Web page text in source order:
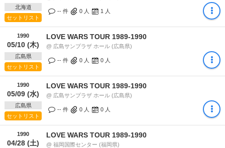
北海道
セットリスト
-- 件 0 人 1 人
1990
05/10 (木)
広島県
セットリスト
LOVE WARS TOUR 1989-1990
@ 広島サンプラザ ホール (広島県)
-- 件 0 人 0 人
1990
05/09 (水)
広島県
セットリスト
LOVE WARS TOUR 1989-1990
@ 広島サンプラザ ホール (広島県)
-- 件 0 人 0 人
1990
04/28 (土)
LOVE WARS TOUR 1989-1990
@ 福岡国際センター (福岡県)